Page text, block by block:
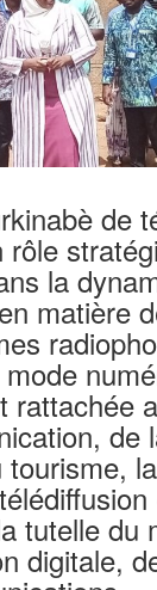
de
la
matière
rattachée
de
tutelle du
digitale,